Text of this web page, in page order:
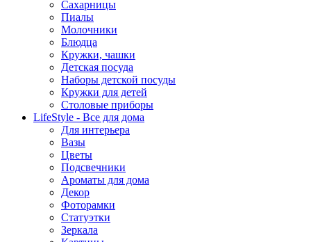
Сахарницы
Пиалы
Молочники
Блюдца
Кружки, чашки
Детская посуда
Наборы детской посуды
Кружки для детей
Столовые приборы
LifeStyle - Все для дома
Для интерьера
Вазы
Цветы
Подсвечники
Ароматы для дома
Декор
Фоторамки
Статуэтки
Зеркала